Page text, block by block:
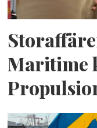
Maritime